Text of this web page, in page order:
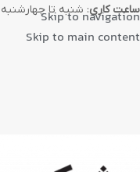
Skip to navigation
Skip to main content
ساعت کاری: شنبه تا چهارشنبه ۹ الی ۱۸ / پنجشنبه ۹ الی ۱۴